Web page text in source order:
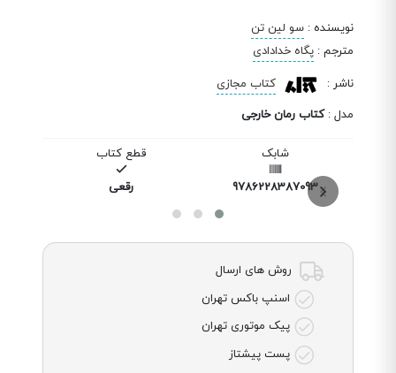
نویسنده : سو لین تن
مترجم : پگاه خدادادی
ناشر :
کتاب مجازی
مدل :کتاب رمان خارجی
شابک
9786228387093
قطع کتاب
رقعی
روش های ارسال
اسنپ باکس تهران
پیک موتوری تهران
پست پیشتاز